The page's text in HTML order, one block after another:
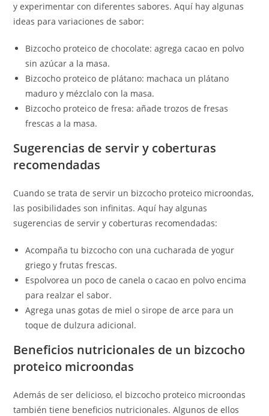
y experimentar con diferentes sabores. Aquí hay algunas
ideas para variaciones de sabor:
Bizcocho proteico de chocolate: agrega cacao en polvo
sin azúcar a la masa.
Bizcocho proteico de plátano: machaca un plátano
maduro y mézclalo con la masa.
Bizcocho proteico de fresa: añade trozos de fresas
frescas a la masa.
Sugerencias de servir y coberturas
recomendadas
Cuando se trata de servir un bizcocho proteico microondas,
las posibilidades son infinitas. Aquí hay algunas
sugerencias de servir y coberturas recomendadas:
Acompaña tu bizcocho con una cucharada de yogur
griego y frutas frescas.
Espolvorea un poco de canela o cacao en polvo encima
para realzar el sabor.
Agrega unas gotas de miel o sirope de arce para un
toque de dulzura adicional.
Beneficios nutricionales de un bizcocho
proteico microondas
Además de ser delicioso, el bizcocho proteico microondas
también tiene beneficios nutricionales. Algunos de ellos